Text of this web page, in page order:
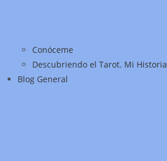
Conóceme
Descubriendo el Tarot. Mi Historia
Blog General